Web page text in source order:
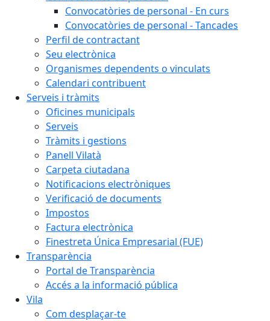
Convocatòries de personal - En curs
Convocatòries de personal - Tancades
Perfil de contractant
Seu electrònica
Organismes dependents o vinculats
Calendari contribuent
Serveis i tràmits
Oficines municipals
Serveis
Tràmits i gestions
Panell Vilatà
Carpeta ciutadana
Notificacions electròniques
Verificació de documents
Impostos
Factura electrònica
Finestreta Única Empresarial (FUE)
Transparència
Portal de Transparència
Accés a la informació pública
Vila
Com desplaçar-te